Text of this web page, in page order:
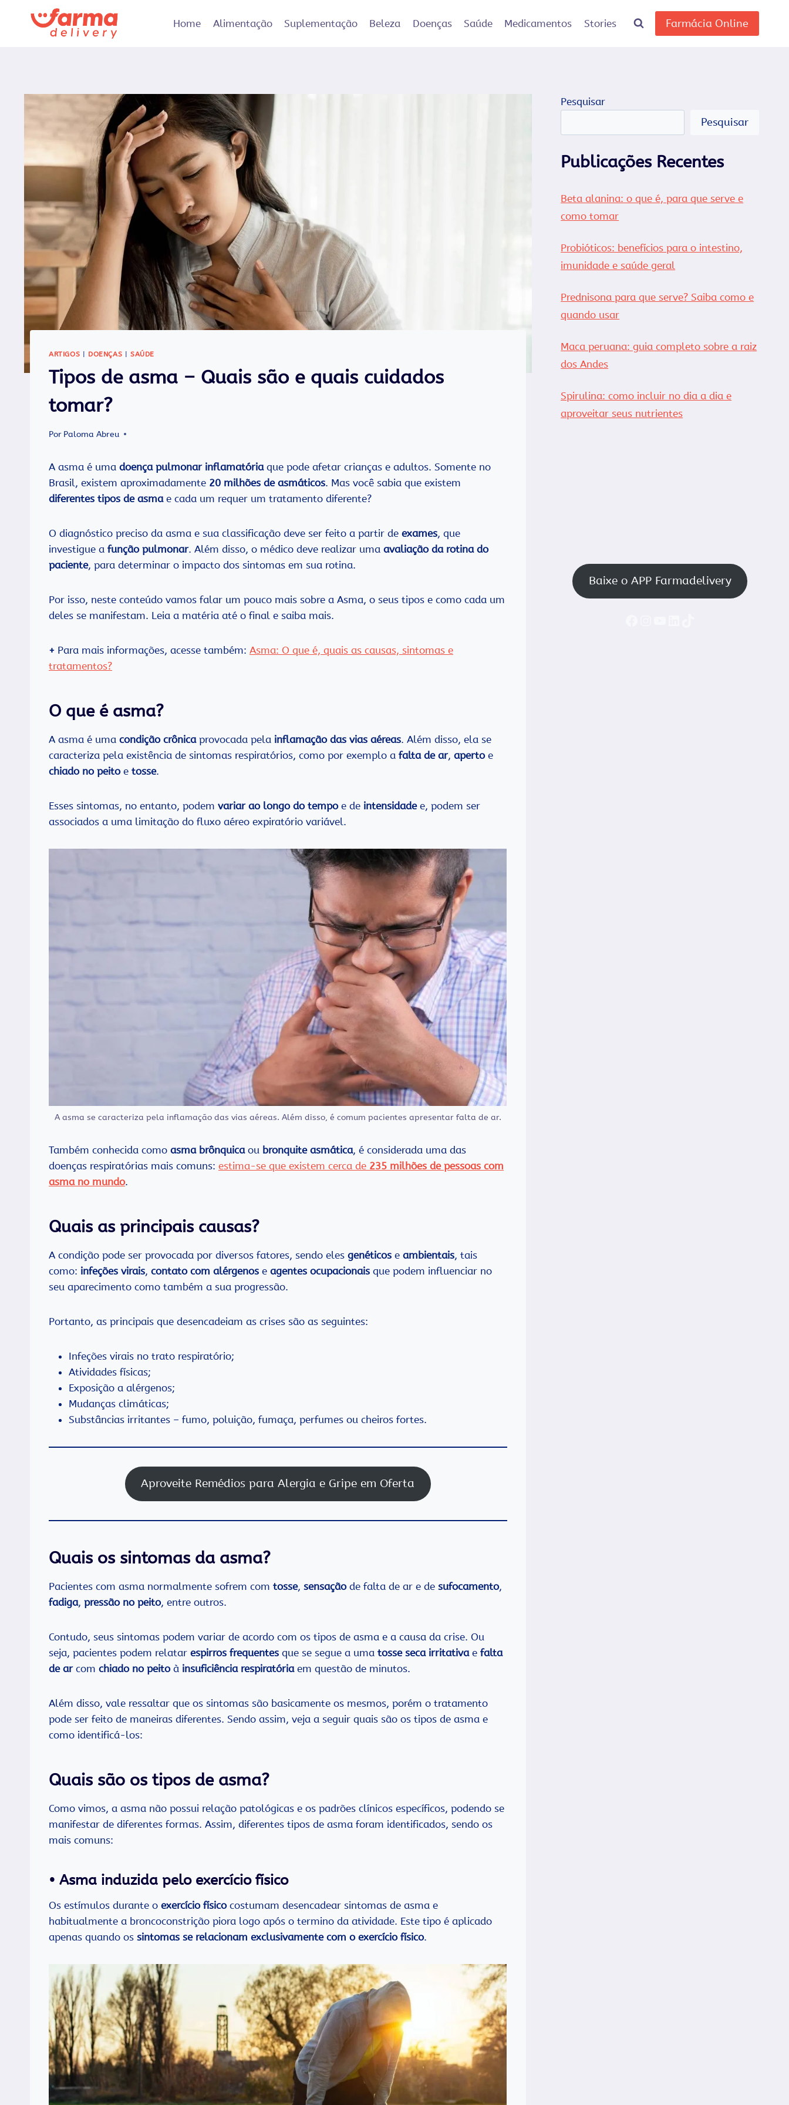
Home Alimentação Suplementação Beleza Doenças Saúde Medicamentos Stories Farmácia Online
ARTIGOS DOENÇAS SAÚDE
Tipos de asma – Quais são e quais cuidados
tomar?
Por Paloma Abreu
A asma é uma doença pulmonar inflamatóriaque pode afetar crianças e adultos. Somente no
Brasil, existem aproximadamente 20 milhões de asmáticos. Mas você sabia que existem
diferentes tipos de asmae cada um requer um tratamento diferente?
O diagnóstico preciso da asma e sua classificação deve ser feito a partir de exames, que
investigue a função pulmonar. Além disso, o médico deve realizar uma avaliação da rotina do
paciente, para determinar o impacto dos sintomas em sua rotina.
Por isso, neste conteúdo vamos falar um pouco mais sobre a Asma, o seus tipos e como cada um
deles se manifestam. Leia a matéria até o final e saiba mais.
+ Para mais informações, acesse também: Asma: O que é, quais as causas, sintomas e
tratamentos?
O que é asma?
A asma é uma condição crônicaprovocada pela inflamação das vias aéreas. Além disso, ela se
caracteriza pela existência de sintomas respiratórios, como por exemplo a falta de ar, aperto e
chiado no peitoe tosse.
Esses sintomas, no entanto, podem variar ao longo do tempoe de intensidade e, podem ser
associados a uma limitação do fluxo aéreo expiratório variável.
A asma se caracteriza pela inflamação das vias aéreas. Além disso, é comum pacientes apresentar falta de ar.
Também conhecida como asma brônquicaou bronquite asmática, é considerada uma das
doenças respiratórias mais comuns: estima-se que existem cerca de 235 milhões de pessoas com
asma no mundo.
Quais as principais causas?
A condição pode ser provocada por diversos fatores, sendo eles genéticos e ambientais, tais
como: infeções virais, contato com alérgenos e agentes ocupacionais que podem influenciar no
seu aparecimento como também a sua progressão.
Portanto, as principais que desencadeiam as crises são as seguintes:
Infeções virais no trato respiratório;
Atividades físicas;
Exposição a alérgenos;
Mudanças climáticas;
Substâncias irritantes – fumo, poluição, fumaça, perfumes ou cheiros fortes.
Aproveite Remédios para Alergia e Gripe em Oferta
Quais os sintomas da asma?
Pacientes com asma normalmente sofrem com tosse, sensaçãode falta de ar e de sufocamento,
fadiga, pressão no peito, entre outros.
Contudo, seus sintomas podem variar de acordo com os tipos de asma e a causa da crise. Ou
seja, pacientes podem relatar espirros frequentes que se segue a uma tosse seca irritativae falta
de arcom chiado no peitoà insuficiência respiratóriaem questão de minutos.
Além disso, vale ressaltar que os sintomas são basicamente os mesmos, porém o tratamento
pode ser feito de maneiras diferentes. Sendo assim, veja a seguir quais são os tipos de asma e
como identificá-los:
Quais são os tipos de asma?
Como vimos, a asma não possui relação patológicas e os padrões clínicos específicos, podendo se
manifestar de diferentes formas. Assim, diferentes tipos de asma foram identificados, sendo os
mais comuns:
• Asma induzida pelo exercício físico
Os estímulos durante o exercício físicocostumam desencadear sintomas de asma e
habitualmente a broncoconstrição piora logo após o termino da atividade. Este tipo é aplicado
apenas quando os sintomas se relacionam exclusivamente com o exercício físico.
Pesquisar
Pesquisar
Publicações Recentes
Beta alanina: o que é, para que serve e
como tomar
Probióticos: benefícios para o intestino,
imunidade e saúde geral
Prednisona para que serve? Saiba como e
quando usar
Maca peruana: guia completo sobre a raiz
dos Andes
Spirulina: como incluir no dia a dia e
aproveitar seus nutrientes
Baixe o APP Farmadelivery